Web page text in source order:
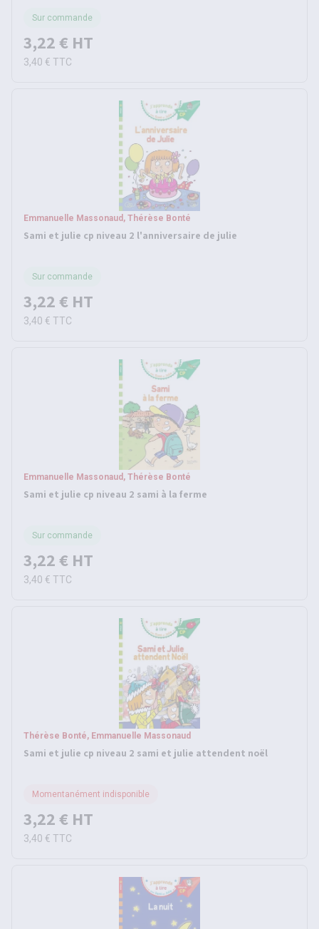
Sur commande
3,22 € HT
3,40 € TTC
Emmanuelle Massonaud, Thérèse Bonté
Sami et julie cp niveau 2 l'anniversaire de julie
Sur commande
3,22 € HT
3,40 € TTC
Emmanuelle Massonaud, Thérèse Bonté
Sami et julie cp niveau 2 sami à la ferme
Sur commande
3,22 € HT
3,40 € TTC
Thérèse Bonté, Emmanuelle Massonaud
Sami et julie cp niveau 2 sami et julie attendent noël
Momentanément indisponible
3,22 € HT
3,40 € TTC